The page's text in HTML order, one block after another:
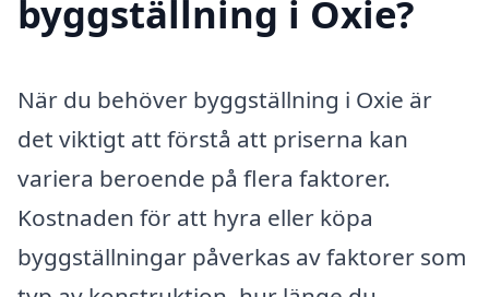
byggställning i Oxie?
När du behöver byggställning i Oxie är
det viktigt att förstå att priserna kan
variera beroende på flera faktorer.
Kostnaden för att hyra eller köpa
byggställningar påverkas av faktorer som